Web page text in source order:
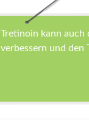
Tretinoin kann
verbessern und den